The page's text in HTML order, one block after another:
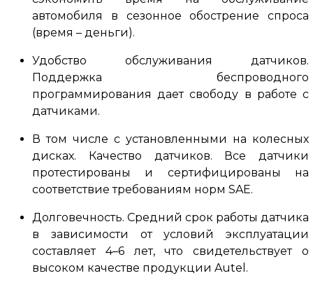
автомобиля в сезонное обострение спроса
(время – деньги).
Удобство обслуживания датчиков.
Поддержка беспроводного
программирования дает свободу в работе с
датчиками.
В том числе с установленными на колесных
дисках. Качество датчиков.
Все датчики
протестированы и сертифицированы на
соответствие требованиям норм SAE.
Долговечность. Средний срок работы датчика
в зависимости от условий эксплуатации
составляет 4–6 лет, что свидетельствует о
высоком качестве продукции Autel.